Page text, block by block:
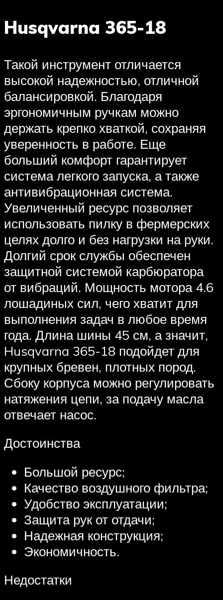
Husqvarna 365-18
Такой инструмент отличается
высокой надежностью, отличной
балансировкой. Благодаря
эргономичным ручкам можно
держать крепко хваткой, сохраняя
уверенность в работе. Еще
больший комфорт гарантирует
система легкого запуска, а также
антивибрационная система.
Увеличенный ресурс позволяет
использовать пилку в фермерских
целях долго и без нагрузки на руки.
Долгий срок службы обеспечен
защитной системой карбюратора
от вибраций. Мощность мотора 4.6
лошадиных сил, чего хватит для
выполнения задач в любое время
года. Длина шины 45 см, а значит,
Husqvarna 365-18 подойдет для
крупных бревен, плотных пород.
Сбоку корпуса можно регулировать
натяжения цепи, за подачу масла
отвечает насос.
Достоинства
Большой ресурс;
Качество воздушного фильтра;
Удобство эксплуатации;
Защита рук от отдачи;
Надежная конструкция;
Экономичность.
Недостатки